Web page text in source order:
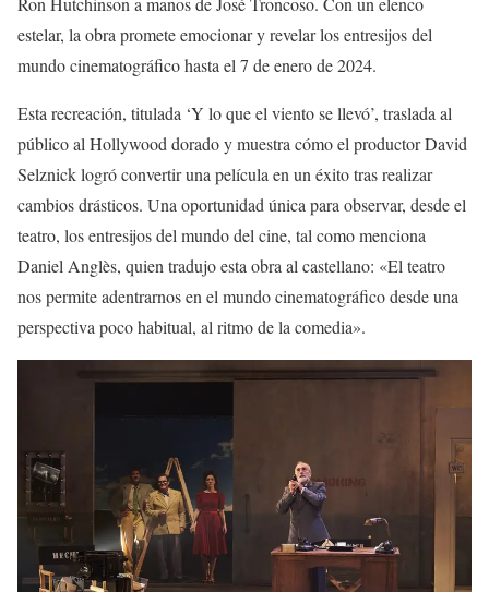
estelar, la obra promete emocionar y revelar los entresijos del
mundo cinematográfico hasta el 7 de enero de 2024.
Esta recreación, titulada ‘Y lo que el viento se llevó’, traslada al
público al Hollywood dorado y muestra cómo el productor David
Selznick logró convertir una película en un éxito tras realizar
cambios drásticos. Una oportunidad única para observar, desde el
teatro, los entresijos del mundo del cine, tal como menciona
Daniel Anglès, quien tradujo esta obra al castellano: «El teatro
nos permite adentrarnos en el mundo cinematográfico desde una
perspectiva poco habitual, al ritmo de la comedia».